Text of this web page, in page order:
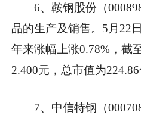
6、鞍钢股份（
品的生产及销售。5月22
年来涨幅上涨0.78%，截
2.400元，总市值为224.86
7、中信特钢（